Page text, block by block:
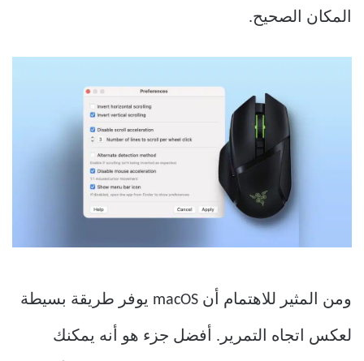
المكان الصحيح.
ومن المثير للاهتمام أن macOS يوفر طريقة بسيطة
لعكس اتجاه التمرير. أفضل جزء هو أنه يمكنك